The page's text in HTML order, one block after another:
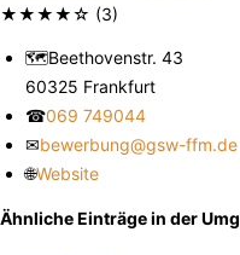
★★★★☆ (3)
🗺Beethovenstr. 43
60325 Frankfurt
☎069 749044
✉bewerbung@gsw-ffm.de
🌐Website
Ähnliche Einträge in der